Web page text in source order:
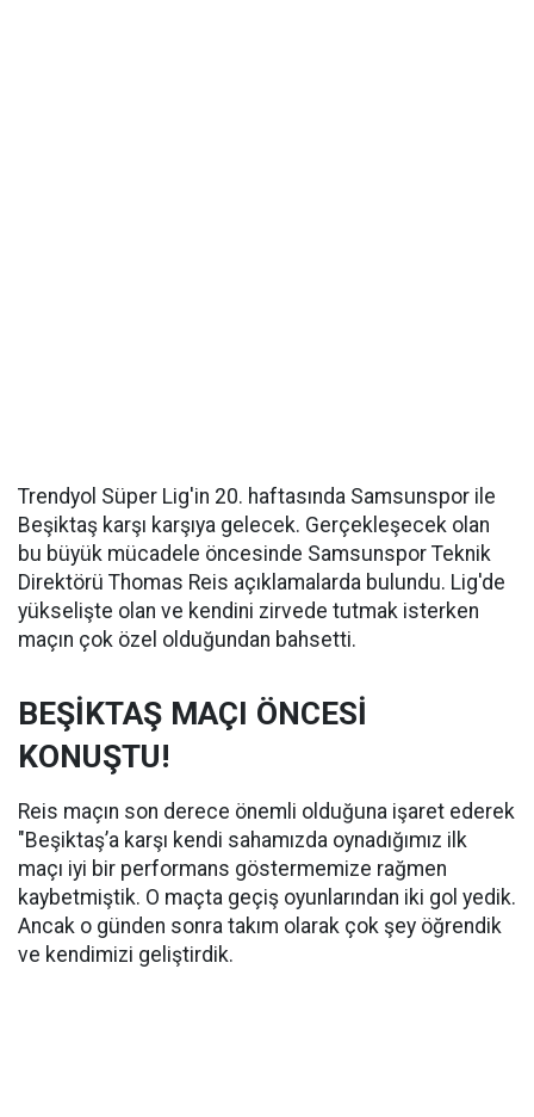
Trendyol Süper Lig'in 20. haftasında Samsunspor ile
Beşiktaş karşı karşıya gelecek. Gerçekleşecek olan
bu büyük mücadele öncesinde Samsunspor Teknik
Direktörü Thomas Reis açıklamalarda bulundu. Lig'de
yükselişte olan ve kendini zirvede tutmak isterken
maçın çok özel olduğundan bahsetti.
BEŞİKTAŞ MAÇI ÖNCESİ
KONUŞTU!
Reis maçın son derece önemli olduğuna işaret ederek
"Beşiktaş’a karşı kendi sahamızda oynadığımız ilk
maçı iyi bir performans göstermemize rağmen
kaybetmiştik. O maçta geçiş oyunlarından iki gol yedik.
Ancak o günden sonra takım olarak çok şey öğrendik
ve kendimizi geliştirdik.